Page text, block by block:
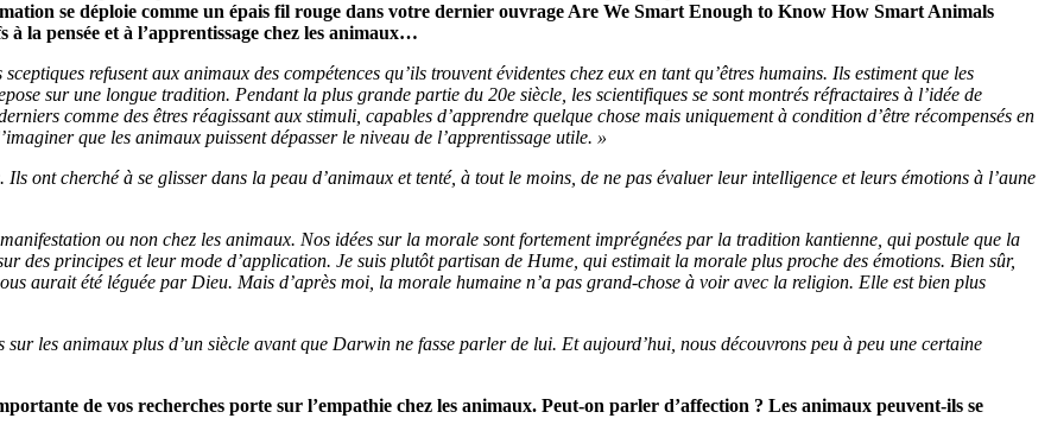
se déploie comme un épais fil rouge dans votre dernier ouvrage Are We Smart Enough to Know How Smart Animals
la pensée et à l’apprentissage chez les animaux…
refusent aux animaux des compétences qu’ils trouvent évidentes chez eux en tant qu’êtres humains. Ils estiment que les
sur une longue tradition. Pendant la plus grande partie du 20e siècle, les scientifiques se sont montrés réfractaires à l’idée de
comme des êtres réagissant aux stimuli, capables d’apprendre quelque chose mais uniquement à condition d’être récompensés en
que les animaux puissent dépasser le niveau de l’apprentissage utile. »
ont cherché à se glisser dans la peau d’animaux et tenté, à tout le moins, de ne pas évaluer leur intelligence et leurs émotions à l’aune
ou non chez les animaux. Nos idées sur la morale sont fortement imprégnées par la tradition kantienne, qui postule que la
des principes et leur mode d’application. Je suis plutôt partisan de Hume, qui estimait la morale plus proche des émotions. Bien sûr,
aurait été léguée par Dieu. Mais d’après moi, la morale humaine n’a pas grand-chose à voir avec la religion. Elle est bien plus
les animaux plus d’un siècle avant que Darwin ne fasse parler de lui. Et aujourd’hui, nous découvrons peu à peu une certaine
de vos recherches porte sur l’empathie chez les animaux. Peut-on parler d’affection ? Les animaux peuvent-ils se